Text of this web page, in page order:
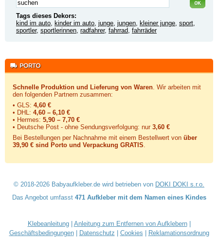
Tags dieses Dekors:
kind im auto kinder im auto junge jungen kleiner junge sport
sportler, sportlerinnen radfahrer, fahrrad fahrräder
Schnelle Produktion und Lieferung von Waren . Wir arbeiten mit
den folgenden Partnern zusammen:
• GLS: 4,60 €
• DHL: 4,60 – 6,10 €
• Hermes: 5,90 – 7,70 €
• Deutsche Post - ohne Sendungsverfolgung: nur 3,60 €
Bei Bestellungen per Nachnahme mit einem Bestellwert von über
39,90 € sind Porto und Verpackung GRATIS
© 2018-2026 Babyaufkleber.de wird betrieben von DOKI DOKI s.r.o.
Das Angebot umfasst 471 Aufkleber mit dem Namen eines Kindes
Klebeanleitung| Anleitung zum Entfernen von Aufklebern|
Geschäftsbedingungen| Datenschutz Cookies
Reklamationsordnung